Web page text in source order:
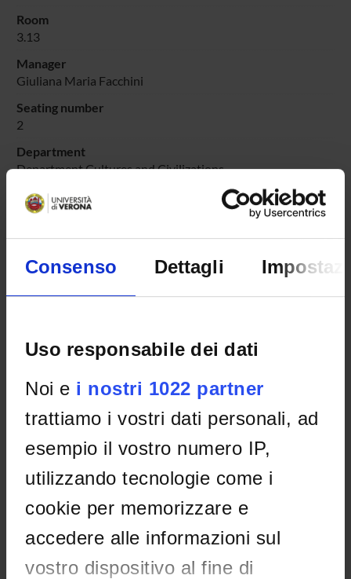
Consenso Dettagli
Uso responsabile dei dati
Noi e i nostri 1022 partner
trattiamo i vostri dati personali, ad
esempio il vostro numero IP,
utilizzando tecnologie come i
cookie per memorizzare e
accedere alle informazioni sul
vostro dispositivo al fine di
Room
3.13
Manager
Giuliana Maria Facchini
Seating number
2
Department
Department Cultures and Civilizations